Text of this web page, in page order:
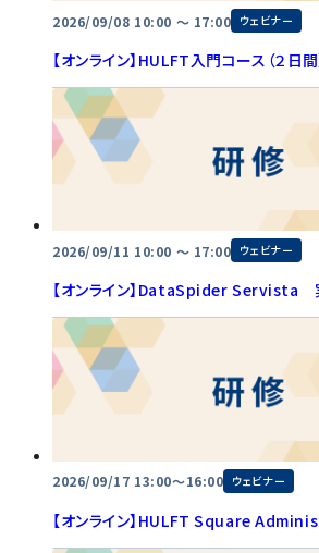
2026/09/08 10:00 〜 17:00 ウェビナー
【オンライン】HULFT入門コース（２日間
2026/09/11 10:00 〜 17:00 ウェビナー
【オンライン】DataSpider Servista
2026/09/17 13:00～16:00 ウェビナー
【オンライン】HULFT Square